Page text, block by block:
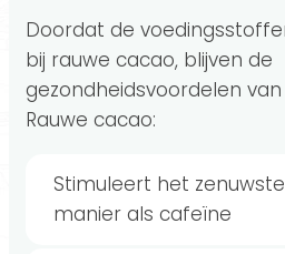
Doordat de
bij rauwe cacao, blijven de
gezondheidsvoordelen
Rauwe cacao:
Stimuleert het
manier als cafeïne